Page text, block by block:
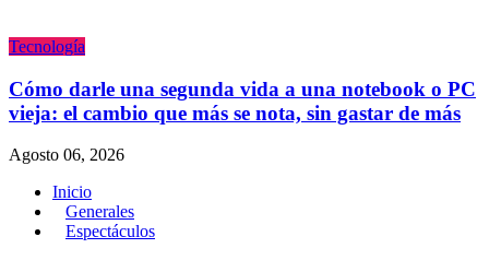
Tecnologí­a
Cómo darle una segunda vida a una notebook o PC
vieja: el cambio que más se nota, sin gastar de más
Agosto 06, 2026
Inicio
Generales
Espectáculos